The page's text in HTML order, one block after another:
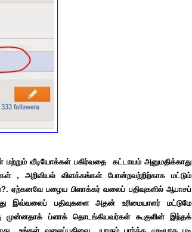
வீடியோக்கள் பகிர்வதை கட்டாயம் அனுமதிக்காது
, அறிவியல் விளக்கங்கள் போன்றவற்றிற்காக மட்டும்
ஏற்கனவே பழைய பிளாக்கர் வலைப் பதிவுகளில் ஆபாசப்
இவ்வலைப் பதிவுகளை அதன் உரிமையாளர் மட்டுமே
முன்னதாக் ப்ளாக் தொடங்கியவர்கள் கூகுளின் இந்தக்